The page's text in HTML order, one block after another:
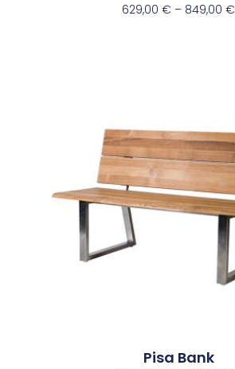
629,00 € – 849,00 €
Pisa Bank